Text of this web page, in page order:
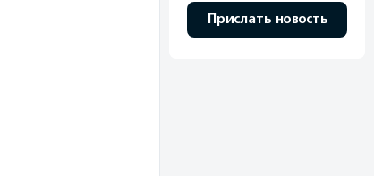
Прислать новость